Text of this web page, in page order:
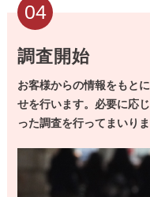
調査開始
お客様からの情報をもと
せを行います。 必要に応
った調査を行ってまいりま
04